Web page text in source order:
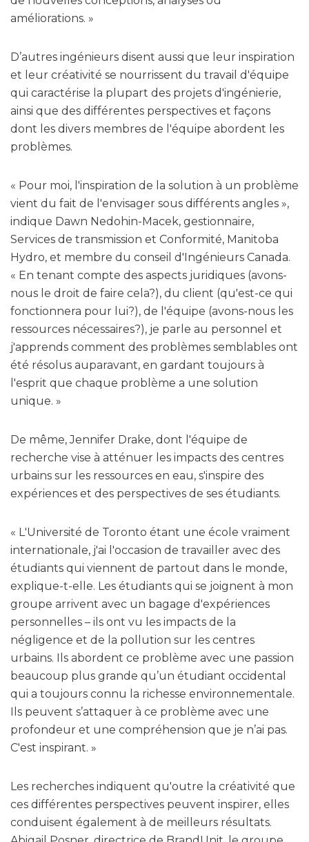
améliorations. »
D’autres ingénieurs disent aussi que leur inspiration
et leur créativité se nourrissent du travail d'équipe
qui caractérise la plupart des projets d'ingénierie,
ainsi que des différentes perspectives et façons
dont les divers membres de l'équipe abordent les
problèmes.
« Pour moi, l'inspiration de la solution à un problème
vient du fait de l'envisager sous différents angles »,
indique Dawn Nedohin-Macek, gestionnaire,
Services de transmission et Conformité, Manitoba
Hydro, et membre du conseil d'Ingénieurs Canada.
« En tenant compte des aspects juridiques (avons-
nous le droit de faire cela?), du client (qu'est-ce qui
fonctionnera pour lui?), de l'équipe (avons-nous les
ressources nécessaires?), je parle au personnel et
j'apprends comment des problèmes semblables ont
été résolus auparavant, en gardant toujours à
l'esprit que chaque problème a une solution
unique. »
De même, Jennifer Drake, dont l'équipe de
recherche vise à atténuer les impacts des centres
urbains sur les ressources en eau, s'inspire des
expériences et des perspectives de ses étudiants.
« L'Université de Toronto étant une école vraiment
internationale, j'ai l'occasion de travailler avec des
étudiants qui viennent de partout dans le monde,
explique-t-elle. Les étudiants qui se joignent à mon
groupe arrivent avec un bagage d'expériences
personnelles – ils ont vu les impacts de la
négligence et de la pollution sur les centres
urbains. Ils abordent ce problème avec une passion
beaucoup plus grande qu’un étudiant occidental
qui a toujours connu la richesse environnementale.
Ils peuvent s’attaquer à ce problème avec une
profondeur et une compréhension que je n’ai pas.
C'est inspirant. »
Les recherches indiquent qu'outre la créativité que
ces différentes perspectives peuvent inspirer, elles
conduisent également à de meilleurs résultats.